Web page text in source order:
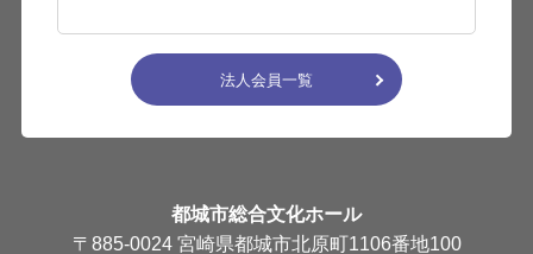
法人会員一覧
都城市総合文化ホール
〒885-0024 宮崎県都城市北原町1106番地100